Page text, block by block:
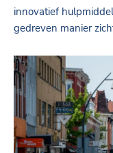
innovatief
gedreven manier